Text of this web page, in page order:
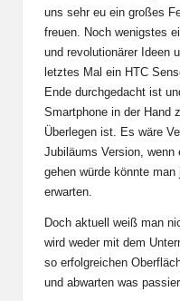
uns sehr eu ein großes
freuen. Noch wenigstes
und revolutionärer Ideen
letztes Mal ein HTC
Ende durchgedacht ist
Smartphone in der Hand
Überlegen ist. Es wäre
Jubiläums Version, wenn
gehen würde könnte
erwarten.
Doch aktuell weiß man
wird weder mit dem
so erfolgreichen
und abwarten was